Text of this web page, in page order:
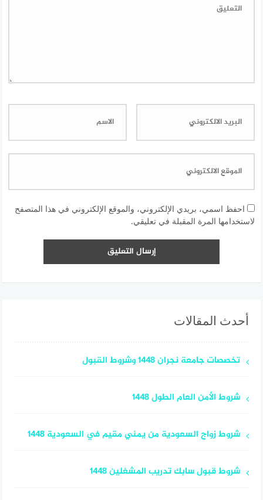
احفظ اسمي، بريدي الإلكتروني، والموقع الإلكتروني في هذا المتصفح
لاستخدامها المرة المقبلة في تعليقي.
أحدث المقالات
تخصصات جامعة نجران 1448 وشروط القبول
شروط الأمن العام الطول 1448
شروط زواج السعودية من يمني مقيم في السعودية 1448
شروط قبول سابك تدريب المشغلين 1448